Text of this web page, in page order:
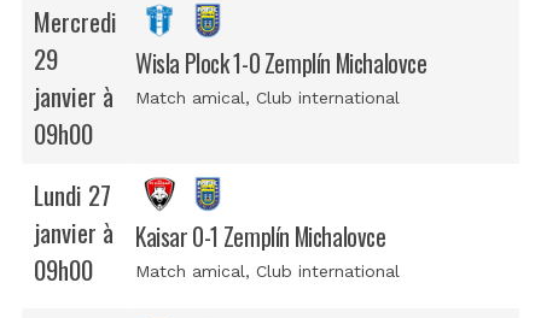
Mercredi
29
janvier à
09h00
Wisla Plock 1-0 Zemplín Michalovce
Match amical, Club international
Lundi 27
janvier à
09h00
Kaisar 0-1 Zemplín Michalovce
Match amical, Club international